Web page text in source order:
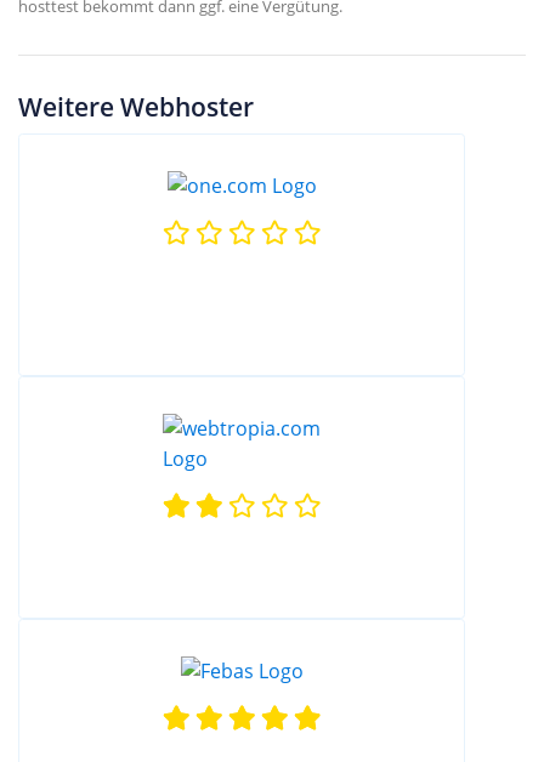
hosttest bekommt dann ggf. eine Vergütung.
Weitere Webhoster